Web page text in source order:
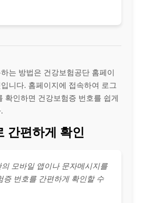
는 방법은 건강보험공단 홈페이
니다. 홈페이지에 접속하여 로그
확인하면 건강보험증 번호를 쉽게
간편하게 확인
모바일 앱이나 문자메시지를
증 번호를 간편하게 확인할 수